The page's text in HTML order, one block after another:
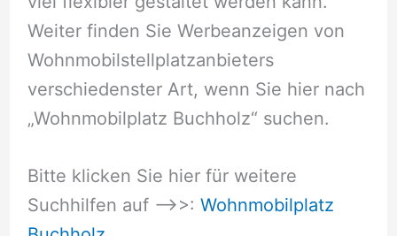
Weiter finden Sie Werbeanzeigen von
Wohnmobilstellplatzanbieters
verschiedenster Art, wenn Sie hier nach
„Wohnmobilplatz Buchholz“ suchen.
Bitte klicken Sie hier für weitere
Suchhilfen auf –>>: Wohnmobilplatz